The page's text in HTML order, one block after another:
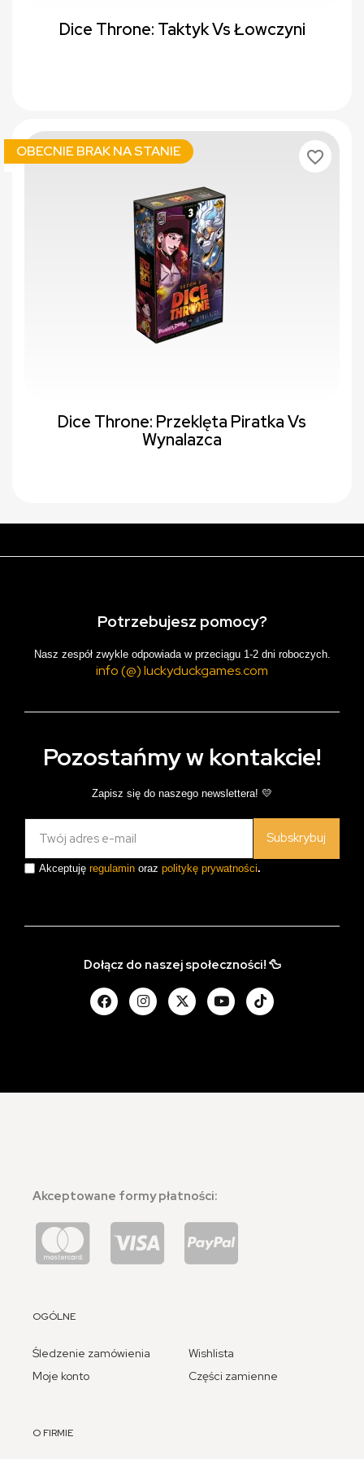
Dice Throne: Taktyk Vs Łowczyni
Dice Throne: Przeklęta Piratka Vs
Wynalazca
OBECNIE BRAK NA STANIE favorite_border
Potrzebujesz pomocy?
Nasz zespół zwykle odpowiada w przeciągu 1-2 dni roboczych.
info (@) luckyduckgames.com
Pozostańmy w kontakcie!
Zapisz się do naszego newslettera! 💛
Subskrybuj
Akceptuję regulamin oraz politykę prywatności.
Dołącz do naszej społeczności! 🦆
Akceptowane formy płatności:
OGÓLNE
Śledzenie zamówienia
Moje konto
Wishlista
Części zamienne
O FIRMIE